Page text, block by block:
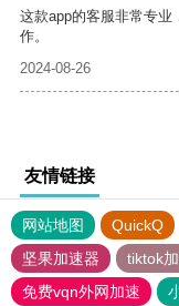
这款app的客服非常专业
作。
2024-08-26
友情链接
网站地图 QuickQ
坚果加速器
tiktok
免费vqn外网加速